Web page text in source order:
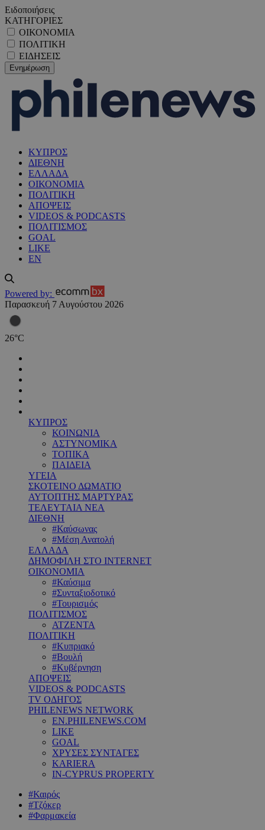
Ειδοποιήσεις
ΚΑΤΗΓΟΡΙΕΣ
ΟΙΚΟΝΟΜΙΑ
ΠΟΛΙΤΙΚΗ
ΕΙΔΗΣΕΙΣ
ΚΥΠΡΟΣ
ΔΙΕΘΝΗ
ΕΛΛΑΔΑ
ΟΙΚΟΝΟΜΙΑ
ΠΟΛΙΤΙΚΗ
ΑΠΟΨΕΙΣ
VIDEOS & PODCASTS
ΠΟΛΙΤΙΣΜΟΣ
GOAL
LIKE
EN
Powered by:
Παρασκευή 7 Αυγούστου 2026
26°C
ΚΥΠΡΟΣ
ΚΟΙΝΩΝΙΑ
ΑΣΤΥΝΟΜΙΚΑ
ΤΟΠΙΚΑ
ΠΑΙΔΕΙΑ
ΥΓΕΙΑ
ΣΚΟΤΕΙΝΟ ΔΩΜΑΤΙΟ
ΑΥΤΟΠΤΗΣ ΜΑΡΤΥΡΑΣ
ΤΕΛΕΥΤΑΙΑ ΝΕΑ
ΔΙΕΘΝΗ
#Καύσωνας
#Μέση Ανατολή
ΕΛΛΑΔΑ
ΔΗΜΟΦΙΛΗ ΣΤΟ INTERNET
ΟΙΚΟΝΟΜΙΑ
#Καύσιμα
#Συνταξιοδοτικό
#Τουρισμός
ΠΟΛΙΤΙΣΜΟΣ
ΑΤΖΕΝΤΑ
ΠΟΛΙΤΙΚΗ
#Κυπριακό
#Βουλή
#Κυβέρνηση
ΑΠΟΨΕΙΣ
VIDEOS & PODCASTS
TV ΟΔΗΓΟΣ
PHILENEWS NETWORK
EN.PHILENEWS.COM
LIKE
GOAL
ΧΡΥΣΕΣ ΣΥΝΤΑΓΕΣ
KARIERA
IN-CYPRUS PROPERTY
#Καιρός
#Τζόκερ
#Φαρμακεία